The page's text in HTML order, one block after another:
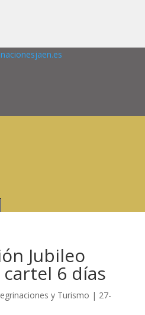
Jubileo
cartel 6 días
y Turismo | 27-